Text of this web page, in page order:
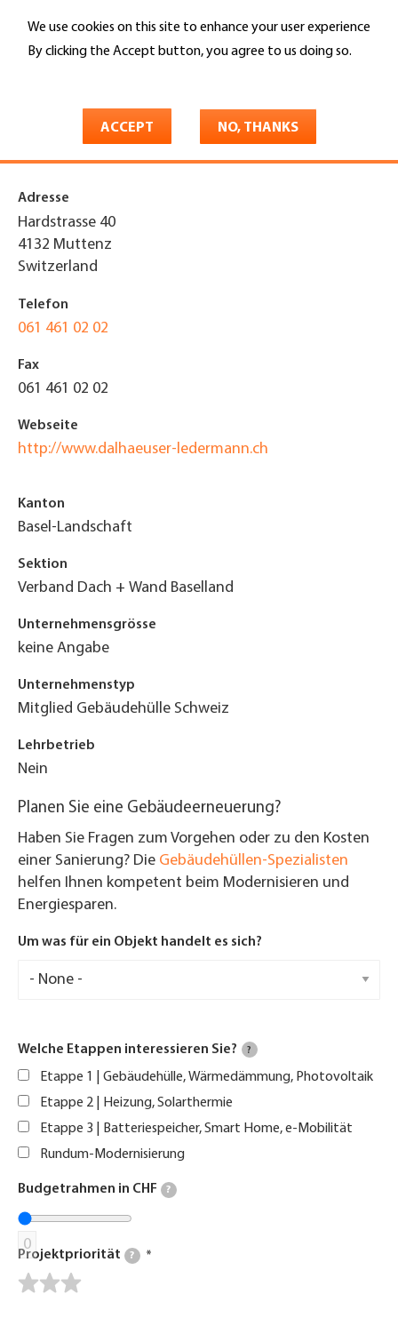
We use cookies on this site to enhance your user experience
By clicking the Accept button, you agree to us doing so.
ACCEPT NO, THANKS
main
Search
Dalhäuser + Ledermann AG
Adresse
Hardstrasse 40
4132 Muttenz
Switzerland
Telefon
061 461 02 02
Fax
061 461 02 02
Webseite
http://www.dalhaeuser-ledermann.ch
Kanton
Basel-Landschaft
Sektion
Verband Dach + Wand Baselland
Unternehmensgrösse
keine Angabe
Unternehmenstyp
Mitglied Gebäudehülle Schweiz
Lehrbetrieb
Nein
Planen Sie eine Gebäudeerneuerung?
Haben Sie Fragen zum Vorgehen oder zu den Kosten
einer Sanierung? Die Gebäudehüllen-Spezialisten
helfen Ihnen kompetent beim Modernisieren und
Energiesparen.
Um was für ein Objekt handelt es sich?
Welche Etappen interessieren Sie? ?
Etappe 1 | Gebäudehülle, Wärmedämmung, Photovoltaik
Etappe 2 | Heizung, Solarthermie
Etappe 3 | Batteriespeicher, Smart Home, e-Mobilität
Rundum-Modernisierung
Budgetrahmen in CHF ?
0
Projektpriorität ?